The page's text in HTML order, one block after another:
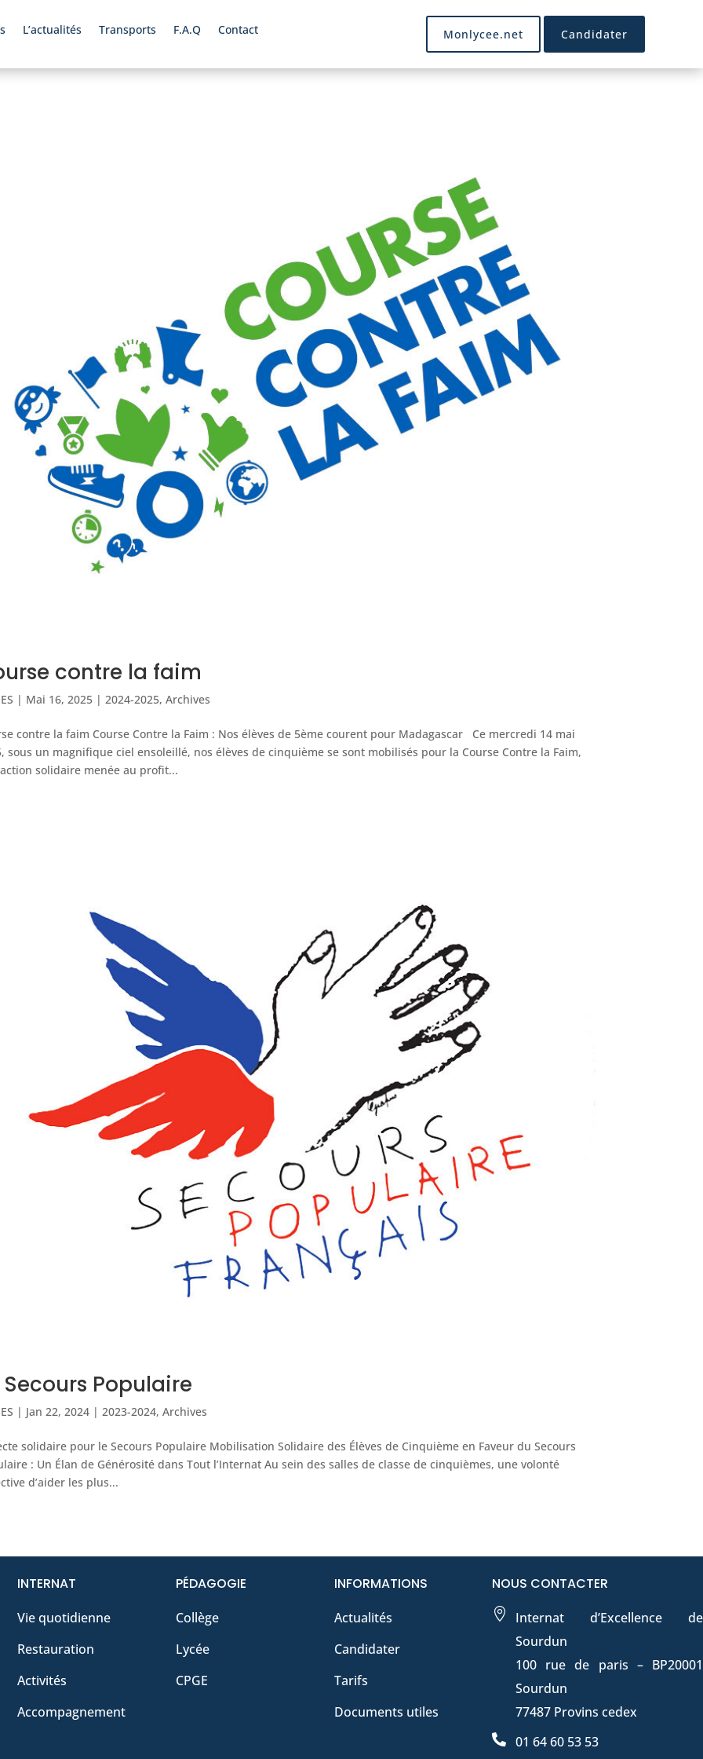
L’actualités Transports F.A.Q Contact Candidater
Monlycee.net
contre la faim
| Mai 16, 2025| 2024-2025, Archives
contre la faim Course Contre la Faim : Nos élèves de 5ème courent pour Madagascar Ce mercredi 14 mai
sous un magnifique ciel ensoleillé, nos élèves de cinquième se sont mobilisés pour la Course Contre la Faim,
solidaire menée au profit...
Secours Populaire
| Jan 22, 2024| 2023-2024, Archives
solidaire pour le Secours Populaire Mobilisation Solidaire des Élèves de Cinquième en Faveur du Secours
: Un Élan de Générosité dans Tout l’Internat Au sein des salles de classe de cinquièmes, une volonté
d’aider les plus...
INTERNAT
Vie quotidienne
Restauration
Activités
Accompagnement
PÉDAGOGIE
Collège
Lycée
CPGE
INFORMATIONS
Actualités
Candidater
Tarifs
Documents utiles
NOUS CONTACTER

Internat d’Excellence de
Sourdun
100 rue de paris – BP20001
Sourdun
77487 Provins cedex
 01 64 60 53 53